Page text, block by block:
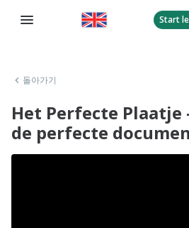
Start
돌아가기
Het Perfecte Plaatje
de perfecte